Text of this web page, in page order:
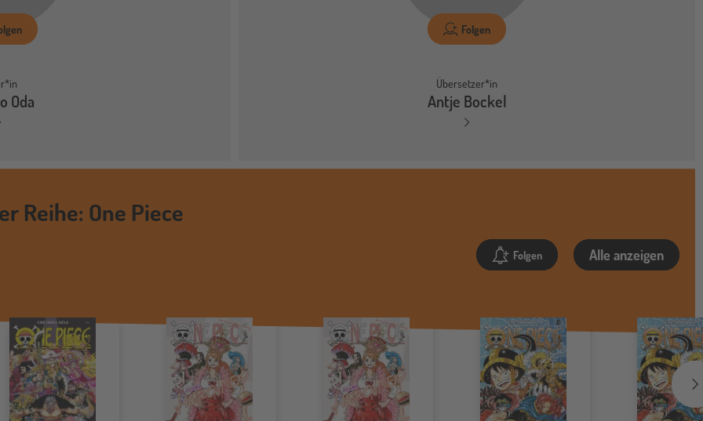
Oda
Folgen
Übersetzer*in
Antje Bockel
Reihe: One Piece
Folgen Alle anzeigen